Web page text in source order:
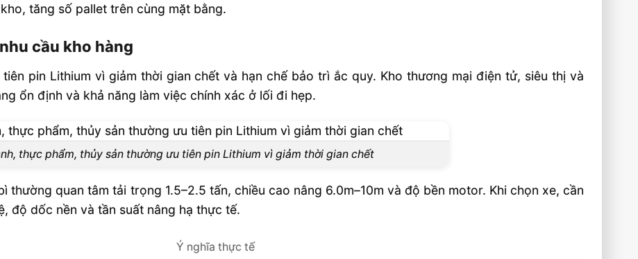
tăng số pallet trên cùng mặt bằng.
cầu kho hàng
pin Lithium vì giảm thời gian chết và hạn chế bảo trì ắc quy. Kho thương mại điện tử, siêu thị và
ổn định và khả năng làm việc chính xác ở lối đi hẹp.
thực phẩm, thủy sản thường ưu tiên pin Lithium vì giảm thời gian chết
thường quan tâm tải trọng 1.5–2.5 tấn, chiều cao nâng 6.0m–10m và độ bền motor. Khi chọn xe, cần
độ dốc nền và tần suất nâng hạ thực tế.
Ý nghĩa thực tế